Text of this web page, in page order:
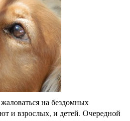
на бездомных
и взрослых, и детей. Очередной